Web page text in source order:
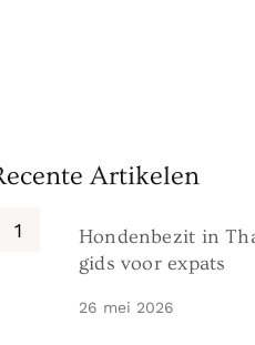
Artikelen
Hondenbezit in
gids voor expats
26 mei 2026